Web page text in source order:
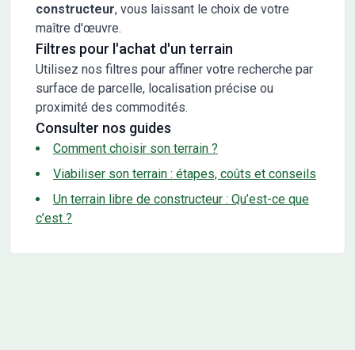
constructeur, vous laissant le choix de votre
maître d'œuvre.
Filtres pour l'achat d'un terrain
Utilisez nos filtres pour affiner votre recherche par
surface de parcelle, localisation précise ou
proximité des commodités.
Consulter nos guides
Comment choisir son terrain ?
Viabiliser son terrain : étapes, coûts et conseils
Un terrain libre de constructeur : Qu’est-ce que
c’est ?